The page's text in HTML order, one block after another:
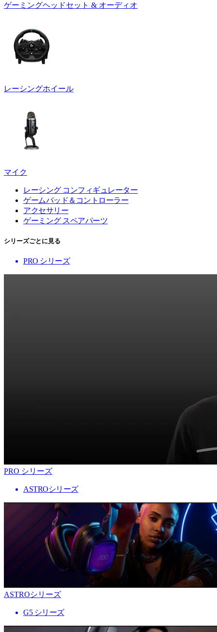
ゲーミングヘッドセット & オーディオ
レーシングホイール
マイク
レーシング コンフィギュレーター
ゲームパッド＆コントローラー
アクセサリー
ゲーミング スペアパーツ
シリーズごとに見る
PRO シリーズ
PRO シリーズ
ASTROシリーズ
ASTROシリーズ
G5 シリーズ